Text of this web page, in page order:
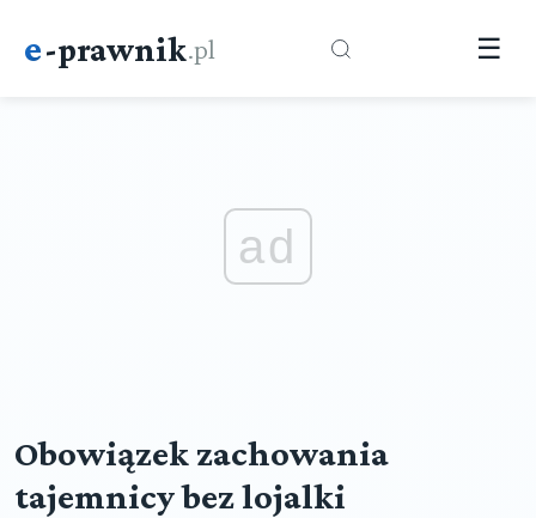
e-prawnik.pl ☰
ad
Obowiązek zachowania
tajemnicy bez lojalki